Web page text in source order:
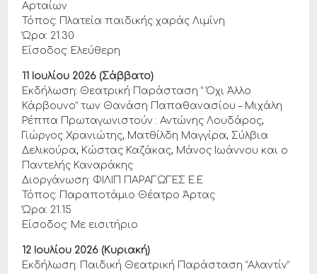
Αρταίων
Τόπος: Πλατεία παιδικής χαράς Λιμίνη
Ώρα: 21.30
Είσοδος: Ελεύθερη
11 Ιουλίου 2026 (Σάββατο)
Εκδήλωση: Θεατρική Παράσταση ” Όχι Άλλο
Κάρβουνο” των Θανάση Παπαθανασίου – Μιχάλη
Ρέππα Πρωταγωνιστούν : Αντώνης Λουδάρος,
Γιώργος Χρανιώτης, Ματθίλδη Μαγγίρα, Σύλβια
Δελικούρα, Κώστας Καζάκας, Μάνος Ιωάννου και ο
Παντελής Καναράκης
Διοργάνωση: ΦΙΛΙΠ ΠΑΡΑΓΩΓΕΣ Ε.Ε
Τόπος: Παραποτάμιο Θέατρο Άρτας
Ώρα: 21.15
Είσοδος: Με εισιτήριο
12 Ιουλίου 2026 (Κυριακή)
Εκδήλωση: Παιδική Θεατρική Παράσταση “Αλαντίν”